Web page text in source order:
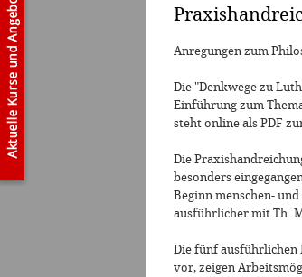
Anregungen zum
Die "Denkwege zu
Einführung zum
steht online als PDF
Die
besonders
Beginn menschen-
ausführlicher mit Th.
Die fünf ausführlichen
vor, zeigen